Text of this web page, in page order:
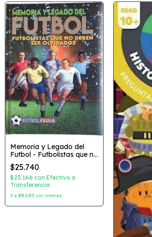
Memoria y Legado del
Futbol - Futbolistas que no
deben ser Olvidados
Coleccion: FutbolPedia
Editorial: Latinbooks
$25.740
$23.166 con Efectivo o
Transferencia
3 x $8.580 sin interés